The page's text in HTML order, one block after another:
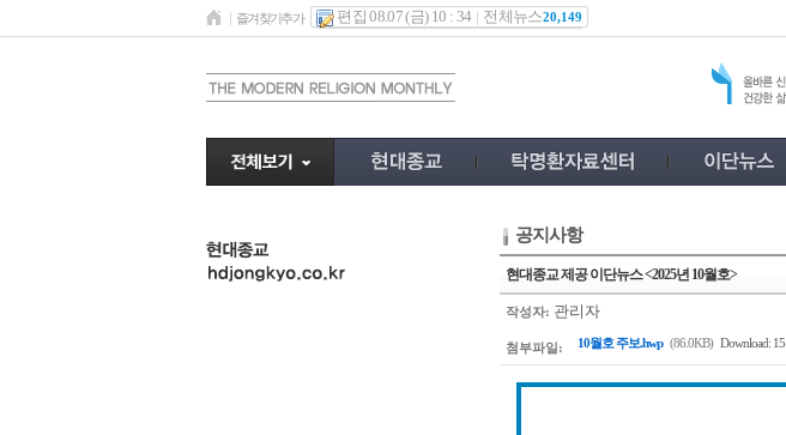
즐겨찾기추가 편집 08.07 (금) 10 : 34 전체뉴스20,149
공지사항
현대종교 제공 이단뉴스 <2025년 10월호>
작성자: 관리자
첨부파일: 10월호 주보.hwp (86.0KB) Download: 15